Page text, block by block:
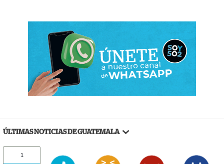
ÚLTIMAS NOTICIAS DE GUATEMALA
1